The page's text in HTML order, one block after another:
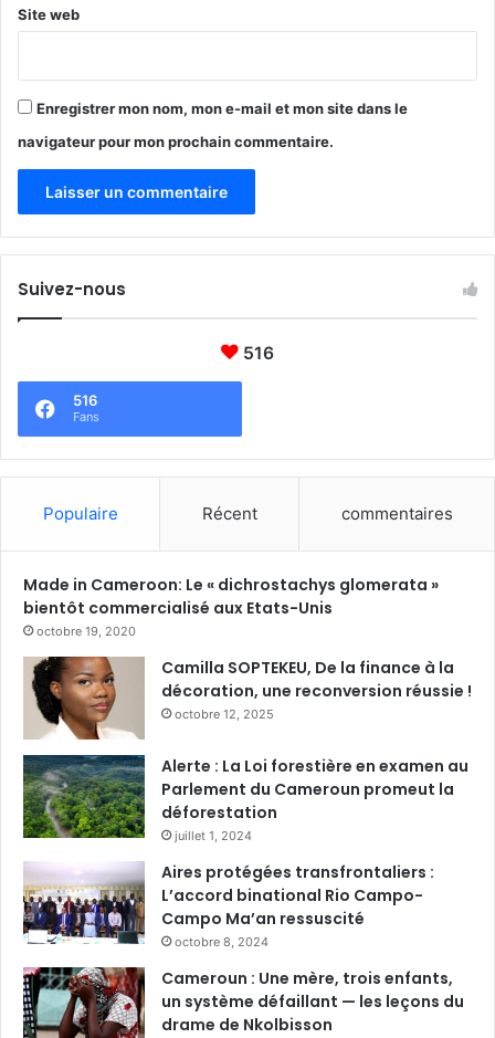
Site web
Enregistrer mon nom, mon e-mail et mon site dans le
navigateur pour mon prochain commentaire.
Suivez-nous
516
516
Fans
Populaire Récent commentaires
Made in Cameroon: Le « dichrostachys glomerata »
bientôt commercialisé aux Etats-Unis
octobre 19, 2020
Camilla SOPTEKEU, De la finance à la
décoration, une reconversion réussie !
octobre 12, 2025
Alerte : La Loi forestière en examen au
Parlement du Cameroun promeut la
déforestation
juillet 1, 2024
Aires protégées transfrontaliers :
L’accord binational Rio Campo-
Campo Ma’an ressuscité
octobre 8, 2024
Cameroun : Une mère, trois enfants,
un système défaillant — les leçons du
drame de Nkolbisson